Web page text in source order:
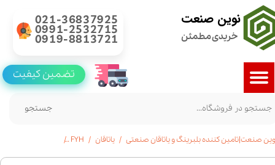
نوین صنعت
خریدی مطمئن
021-36837925
0991-2532715
0919-8813721
جستجو
تضمین کیفیت
صنعت|تامین کننده بلبرینگ و یاتاقان صنعتی یاتاقان FYH